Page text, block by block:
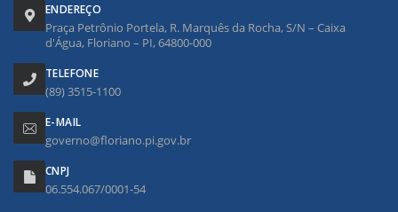
ENDEREÇO
Praça Petrônio Portela, R. Marquês da Rocha, S/N – Caixa
d'Água, Floriano – PI, 64800-000
TELEFONE
(89) 3515-1100
E-MAIL
governo@floriano.pi.gov.br
CNPJ
06.554.067/0001-54